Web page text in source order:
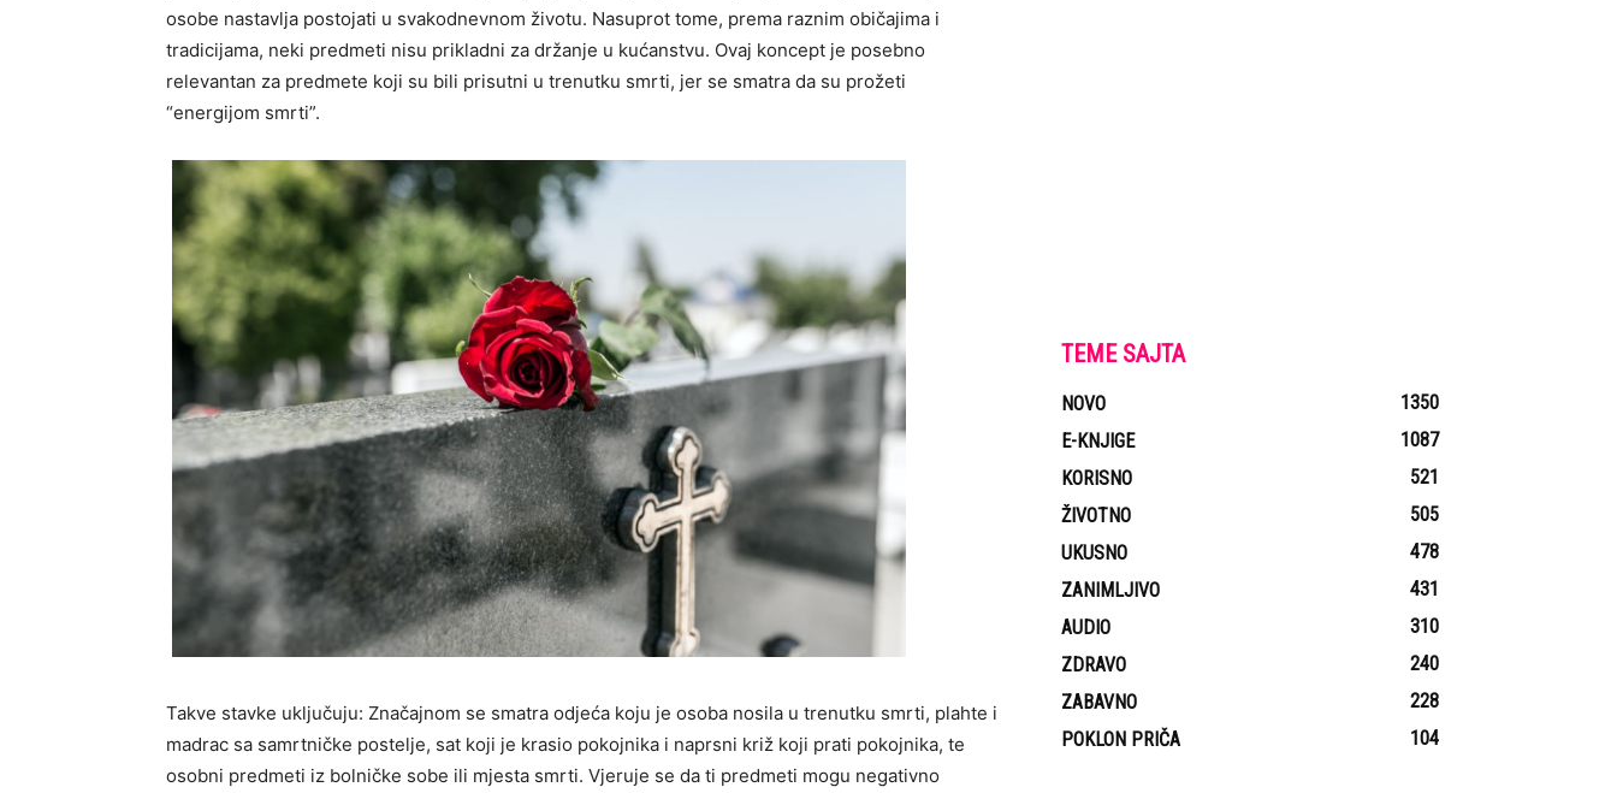
osobe nastavlja postojati u svakodnevnom životu. Nasuprot tome, prema raznim običajima i
tradicijama, neki predmeti nisu prikladni za držanje u kućanstvu. Ovaj koncept je posebno
relevantan za predmete koji su bili prisutni u trenutku smrti, jer se smatra da su prožeti
“energijom smrti”.
Takve stavke uključuju: Značajnom se smatra odjeća koju je osoba nosila u trenutku smrti, plahte i
madrac sa samrtničke postelje, sat koji je krasio pokojnika i naprsni križ koji prati pokojnika, te
osobni predmeti iz bolničke sobe ili mjesta smrti. Vjeruje se da ti predmeti mogu negativno
TEME SAJTA
NOVO
1350
E-KNJIGE
1087
KORISNO
521
ŽIVOTNO
505
UKUSNO
478
ZANIMLJIVO
431
AUDIO
310
ZDRAVO
240
ZABAVNO
228
POKLON PRIČA
104